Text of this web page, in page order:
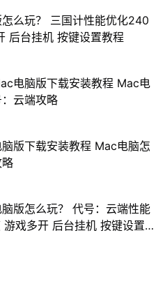
么玩？ 三国计性能优化240
后台挂机 按键设置教程
电脑版下载安装教程 Mac电
云端攻略
版下载安装教程 Mac电脑怎
版怎么玩？ 代号：云端性能
戏多开 后台挂机 按键设置